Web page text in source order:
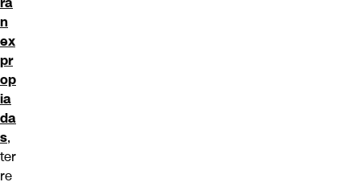
n
ex
pr
op
ia
da
s,
ter
re